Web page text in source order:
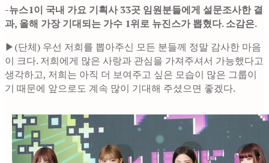
-뉴스1이 국내 가요 기획사 33곳 임원분들에게 설문조사한 결
과, 올해 가장 기대되는 가수 1위로 뉴진스가 뽑혔다. 소감은.
▶(단체) 우선 저희를 뽑아주신 모든 분들께 정말 감사한 마음
이 크다. 저희에게 많은 사랑과 관심을 가져주셔서 가능했다고
생각하고, 저희는 아직 더 보여주고 싶은 모습이 많은 그룹이
기 때문에 앞으로도 계속 많이 기대해 주셨으면 좋겠다.